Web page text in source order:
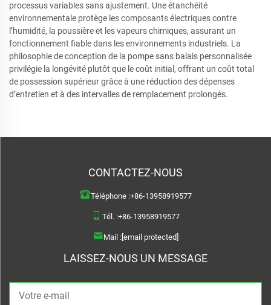
processus variables sans ajustement. Une étanchéité
environnementale protège les composants électriques contre
l’humidité, la poussière et les vapeurs chimiques, assurant un
fonctionnement fiable dans les environnements industriels. La
philosophie de conception de la pompe sans balais personnalisée
privilégie la longévité plutôt que le coût initial, offrant un coût total
de possession supérieur grâce à une réduction des dépenses
d’entretien et à des intervalles de remplacement prolongés.
CONTACTEZ-NOUS
Téléphone :+86-13958919577
Tél. :+86-13958919577
Mail : [email protected]
LAISSEZ-NOUS UN MESSAGE